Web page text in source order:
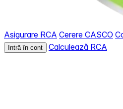
Asigurare RCA Cerere CASCO
Intră în cont Calculează RCA